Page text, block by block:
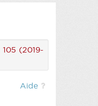
105 (2019-
Aide